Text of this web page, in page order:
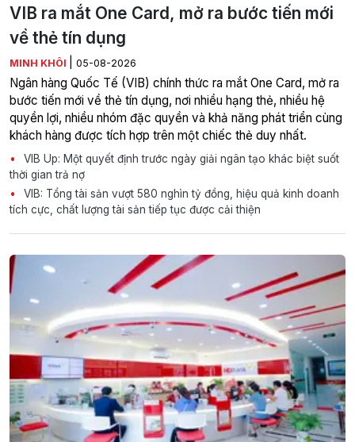
VIB ra mắt One Card, mở ra bước tiến mới
về thẻ tín dụng
MINH KHÔI 05-08-2026
Ngân hàng Quốc Tế (VIB) chính thức ra mắt One Card, mở ra
bước tiến mới về thẻ tín dụng, nơi nhiều hạng thẻ, nhiều hệ
quyền lợi, nhiều nhóm đặc quyền và khả năng phát triển cùng
khách hàng được tích hợp trên một chiếc thẻ duy nhất.
VIB Up: Một quyết định trước ngày giải ngân tạo khác biệt suốt
thời gian trả nợ
VIB: Tổng tài sản vượt 580 nghìn tỷ đồng, hiệu quả kinh doanh
tích cực, chất lượng tài sản tiếp tục được cải thiện